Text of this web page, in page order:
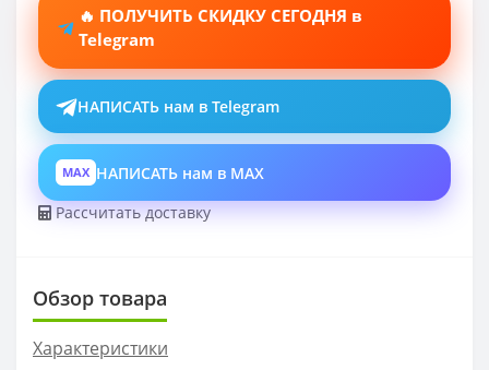
🔥 ПОЛУЧИТЬ СКИДКУ СЕГОДНЯ в
Telegram
НАПИСАТЬ нам в Telegram
MAX НАПИСАТЬ нам в MAX
Рассчитать доставку
Обзор товара
Характеристики